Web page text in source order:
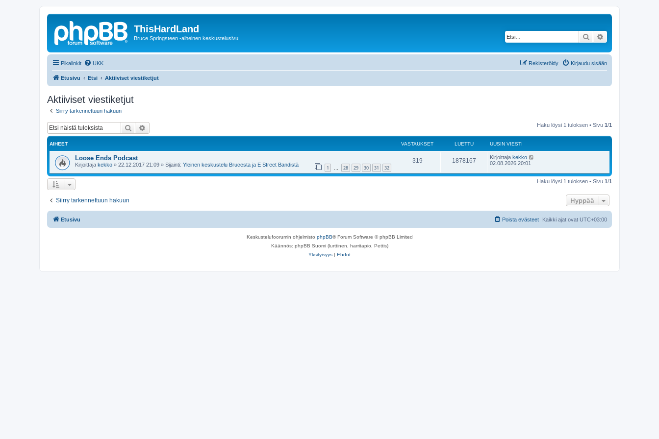
ThisHardLand
Bruce Springsteen -aiheinen keskustelusivu Etsi
Pikalinkit UKK Kirjaudu sisään
Rekisteröidy
Etusivu Etsi Aktiiviset viestiketjut
Aktiiviset viestiketjut
Siirry tarkennettuun hakuun
Etsi Haku löysi 1 tuloksen • Sivu 1/1
AIHEET VASTAUKSET LUETTU UUSIN VIESTI
Loose Ends Podcast
Kirjoittaja kekko » 22.12.2017 21:09 » Sijainti: Yleinen keskustelu Brucesta ja E Street Bandistä 1 … 28 29 30 31 32
319 1878167 Kirjoittaja kekko
02.08.2026 20:01
Haku löysi 1 tuloksen • Sivu 1/1
Siirry tarkennettuun hakuun Hyppää
Etusivu Kaikki ajat ovat UTC+03:00
Poista evästeet
Keskustelufoorumin ohjelmisto phpBB® Forum Software © phpBB Limited
Käännös: phpBB Suomi (lurttinen, harritapio, Pettis)
Yksityisyys | Ehdot